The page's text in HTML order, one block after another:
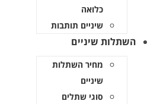
שיניים תותבות
שיניים
מחיר השתלות
סוגי שתלים